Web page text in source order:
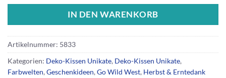
IN DEN WARENKORB
Artikelnummer: 5833
Kategorien: Deko-Kissen Unikate, Deko-Kissen Unikate,
Farbwelten,Geschenkideen,Go Wild West, Herbst & Erntedank